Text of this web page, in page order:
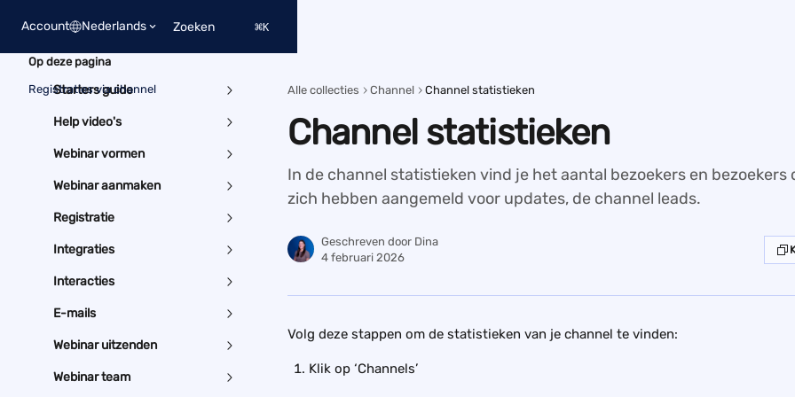
Account Nederlands Zoeken ⌘K
Starters guide
Help video's
Webinar vormen
Webinar aanmaken
Registratie
Integraties
Interacties
E-mails
Webinar uitzenden
Webinar team
Alle collecties Channel Channel statistieken
Channel statistieken
In de channel statistieken vind je het aantal bezoekers en bezoekers
zich hebben aangemeld voor updates, de channel leads.
Geschreven door Dina
4 februari 2026
Volg deze stappen om de statistieken van je channel te vinden:
Klik op ‘Channels’
Op deze pagina
Registraties via channel